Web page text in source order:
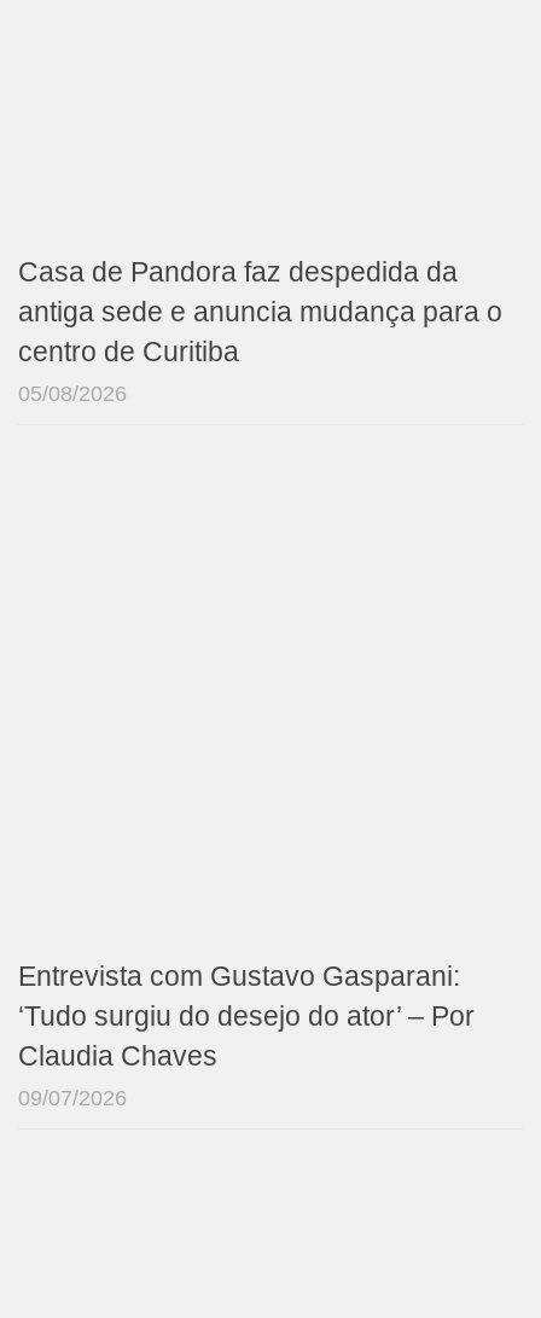
Casa de Pandora faz despedida da
antiga sede e anuncia mudança para o
centro de Curitiba
05/08/2026
Entrevista com Gustavo Gasparani:
‘Tudo surgiu do desejo do ator’ – Por
Claudia Chaves
09/07/2026